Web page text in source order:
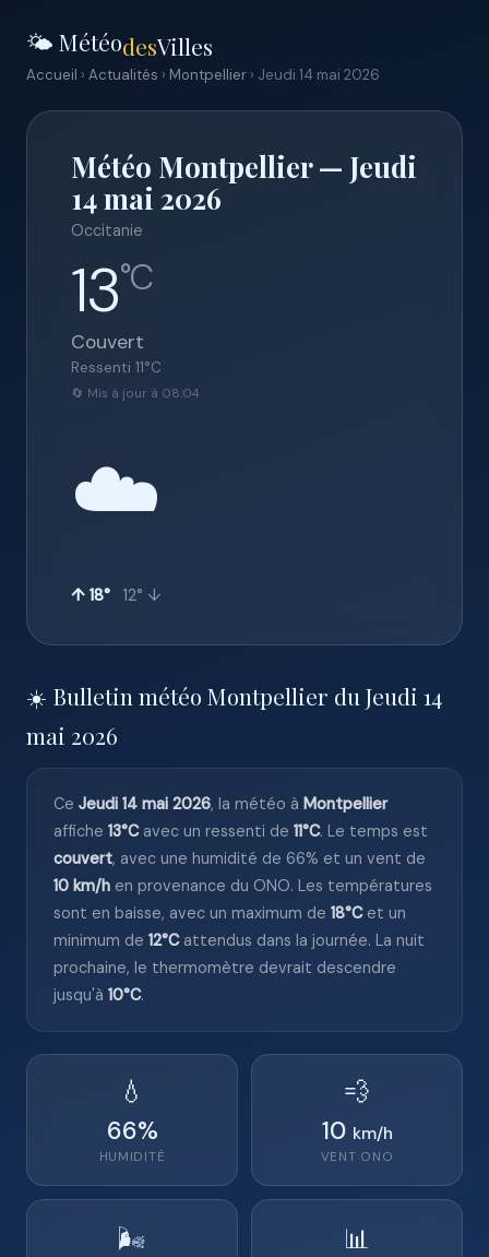
🌤️ MétéodesVilles
Accueil › Actualités › Montpellier › Jeudi 14 mai 2026
Météo Montpellier — Jeudi
14 mai 2026
Occitanie
13°C
Couvert
Ressenti 11°C
🔄 Mis à jour à 08:04
☁️
↑ 18° 12° ↓
☀️ Bulletin météo Montpellier du Jeudi 14
mai 2026
Ce Jeudi 14 mai 2026, la météo à Montpellier
affiche 13°Cavec un ressenti de 11°C. Le temps est
couvert, avec une humidité de 66% et un vent de
10 km/h en provenance du ONO. Les températures
sont en baisse, avec un maximum de 18°Cet un
minimum de 12°Cattendus dans la journée. La nuit
prochaine, le thermomètre devrait descendre
jusqu'à 10°C.
💧
66%
HUMIDITÉ
💨
10 km/h
VENT ONO
🌬️ 📊